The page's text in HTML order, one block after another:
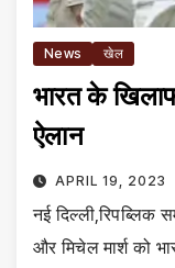
News खेल
भारत के
ऐलान
APRIL 19, 2023
नई दिल्‍ली,रिपब्लिक
और मिचेल मार्श को